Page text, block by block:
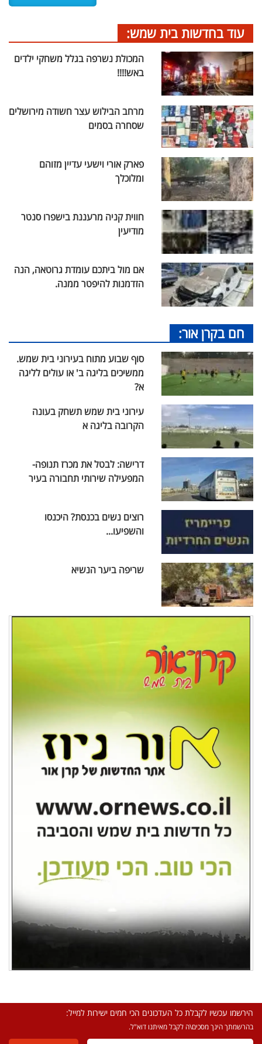
עוד בחדשות בית שמש:
המכולת נשרפה בגלל משחקי ילדים
באש!!!!
מרחב הבילוש עצר חשודה מירושלים
שסחרה בסמים
פארק אורי וישעי עדיין מזוהם
ומלוכלך
חווית קניה מרעננת בישפרו סנטר
מודיעין
אם מול ביתכם עומדת גרוטאה, הנה
הזדמנות להיפטר ממנה.
חם בקרן אור:
סוף שבוע מתוח בעירוני בית שמש.
ממשיכים בליגה ב' או עולים לליגה
א?
עירוני בית שמש תשחק בעונה
הקרובה בליגה א
דרישה: לבטל את מכרז תנופה-
המפעילה שירותי תחבורה בעיר
רוצים נשים בכנסת? היכנסו
והשפיעו...
שריפה ביער הנשיא
הירשמו עכשיו לקבלת כל העדכונים הכי חמים ישירות למייל:
בהרשמתך הינך מסכים\ה לקבל מאיתנו דוא"ל.